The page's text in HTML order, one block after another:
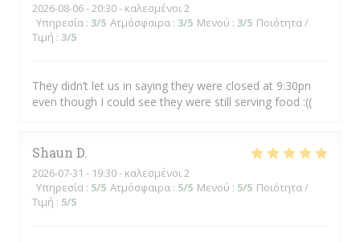
2026-08-06- 20:30 - καλεσμένοι 2
Υπηρεσία : 3/5 Ατμόσφαιρα : 3/5 Μενού : 3/5 Ποιότητα /
Τιμή : 3/5
They didn’t let us in saying they were closed at 9:30pn
even though I could see they were still serving food :((
Shaun D
2026-07-31 - 19:30 - καλεσμένοι 2
Υπηρεσία : 5/5 Ατμόσφαιρα : 5/5 Μενού : 5/5 Ποιότητα /
Τιμή : 5/5